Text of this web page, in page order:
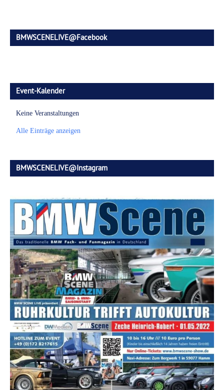
BMWSCENELIVE@Facebook
Event-Kalender
Keine Veranstaltungen
Alle Einträge anzeigen
BMWSCENELIVE@Instagram